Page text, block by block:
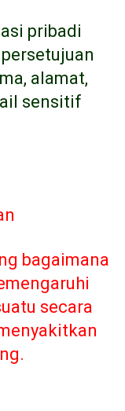
pribadi
alamat,
sensitif
bagaimana
secara